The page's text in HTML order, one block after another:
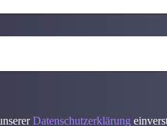
Datenschutzerklärung